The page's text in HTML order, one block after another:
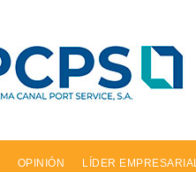
OPINIÓN LÍDER EMPRESARIAL